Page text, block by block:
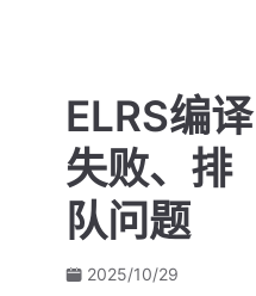
ELRS编译
失败、排
队问题
2025/10/29